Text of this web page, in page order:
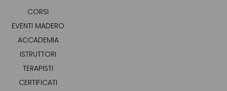
CORSI
EVENTI MADERO
ACCADEMIA
ISTRUTTORI
TERAPISTI
CERTIFICATI